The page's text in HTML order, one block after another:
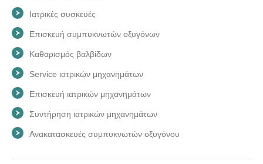
Ιατρικές συσκευές
Επισκευή συμπυκνωτών οξυγόνων
Καθαρισμός βαλβίδων
Service ιατρικών μηχανημάτων
Επισκευή ιατρικών μηχανημάτων
Συντήρηση ιατρικών μηχανημάτων
Ανακατασκευές συμπυκνωτών οξυγόνου